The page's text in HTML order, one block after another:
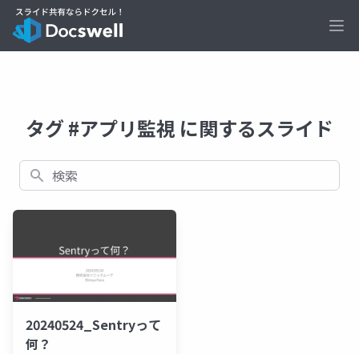
タグ #アプリ監視 に関するスライド
検索
20240524_Sentryって
何？